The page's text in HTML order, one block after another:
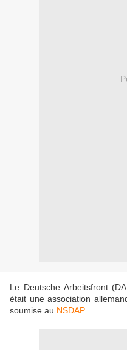
Le Deutsche Arbeitsfront
était une association
soumise au NSDAP.